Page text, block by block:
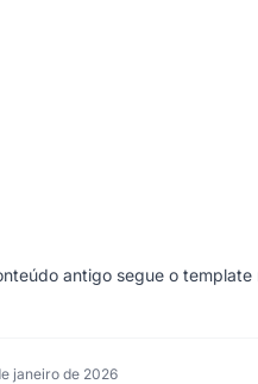
antigo segue o template
janeiro de 2026